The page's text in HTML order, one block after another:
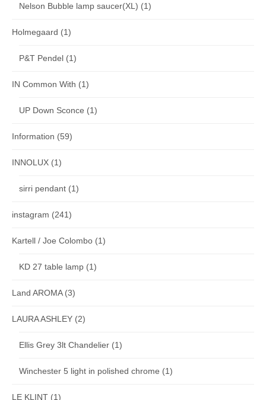
Nelson Bubble lamp saucer(XL) (1)
Holmegaard (1)
P&T Pendel (1)
IN Common With (1)
UP Down Sconce (1)
Information (59)
INNOLUX (1)
sirri pendant (1)
instagram (241)
Kartell / Joe Colombo (1)
KD 27 table lamp (1)
Land AROMA(3)
LAURA ASHLEY (2)
Ellis Grey 3lt Chandelier (1)
Winchester 5 light in polished chrome (1)
LE KLINT (1)